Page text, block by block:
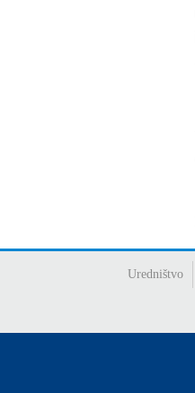
Uredništvo